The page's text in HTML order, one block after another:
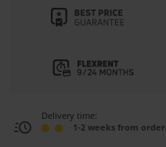
Delivery time:
1-2 weeks from order